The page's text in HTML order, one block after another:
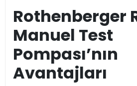
Rothenberger
Manuel Test
Pompası’nın
Avantajları